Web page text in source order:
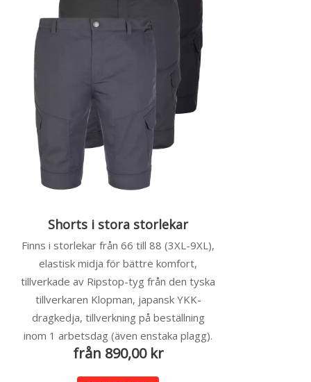
Shorts i stora storlekar
Finns i storlekar från 66 till 88 (3XL-9XL),
elastisk midja för bättre komfort,
tillverkade av Ripstop-tyg från den tyska
tillverkaren Klopman, japansk YKK-
dragkedja, tillverkning på beställning
inom 1 arbetsdag (även enstaka plagg).
från 890,00 kr